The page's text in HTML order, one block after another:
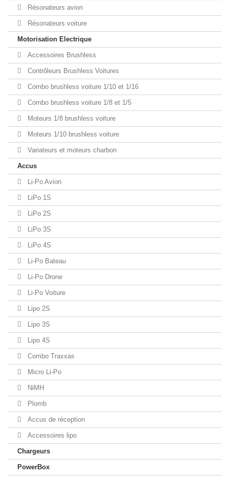
Résonateurs avion
Résonateurs voiture
Motorisation Electrique
Accessoires Brushless
Contrôleurs Brushless Voitures
Combo brushless voiture 1/10 et 1/16
Combo brushless voiture 1/8 et 1/5
Moteurs 1/8 brushless voiture
Moteurs 1/10 brushless voiture
Variateurs et moteurs charbon
Accus
Li-Po Avion
LiPo 1S
LiPo 2S
LiPo 3S
LiPo 4S
Li-Po Bateau
Li-Po Drone
Li-Po Voiture
Lipo 2S
Lipo 3S
Lipo 4S
Combo Traxxas
Micro Li-Po
NiMH
Plomb
Accus de réception
Accessoires lipo
Chargeurs
PowerBox